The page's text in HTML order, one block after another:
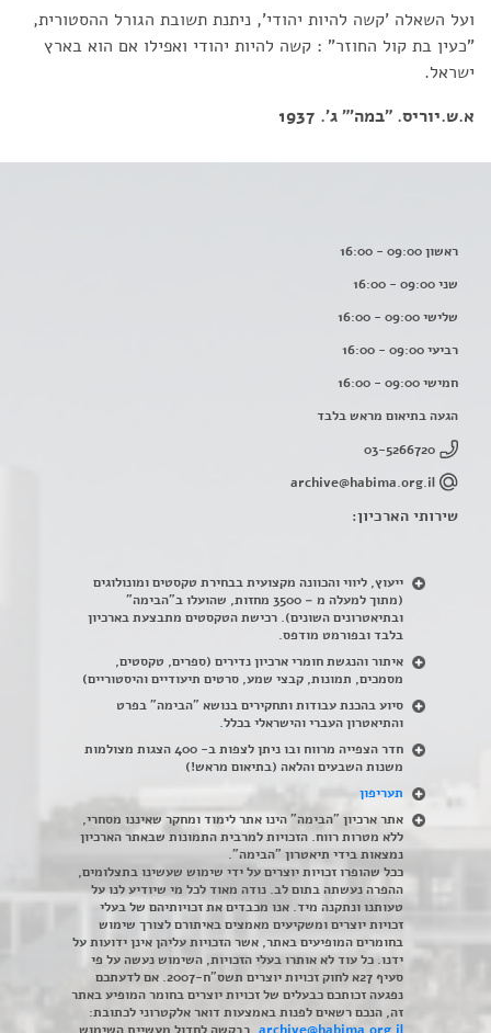
ועל השאלה 'קשה להיות יהודי', ניתנת תשובת הגורל ההסטורית,
"כעין בת קול החוזר" : קשה להיות יהודי ואפילו אם הוא בארץ
ישראל.
א.ש.יוריס. "במה'" ג'. 1937
ראשון 09:00 - 16:00
שני 09:00 - 16:00
שלישי 09:00 - 16:00
רביעי 09:00 - 16:00
חמישי 09:00 - 16:00
הגעה בתיאום מראש בלבד
03-5266720
archive@habima.org.il
שירותי הארכיון:
ייעוץ, ליווי והכוונה מקצועית בבחירת טקסטים ומונולוגים
(מתוך למעלה מ – 3500 מחזות, שהועלו ב"הבימה"
ובתיאטרונים השונים). רכישת הטקסטים מתבצעת בארכיון
בלבד ובפורמט מודפס.
איתור והנגשת חומרי ארכיון נדירים (ספרים, טקסטים,
מסמכים, תמונות, קבצי שמע, סרטים תיעודיים והיסטוריים)
סיוע בהכנת עבודות ותחקירים בנושא "הבימה" בפרט
והתיאטרון העברי והישראלי בכלל.
חדר הצפייה מרווח ובו ניתן לצפות ב- 400 הצגות מצולמות
משנות השבעים והלאה (בתיאום מראש!)
תעריפון
אתר ארכיון "הבימה" הינו אתר לימוד ומחקר שאיננו מסחרי,
ללא מטרות רווח. הזכויות למרבית התמונות שבאתר הארכיון
נמצאות בידי תיאטרון "הבימה".
ככל שהופרו זכויות יוצרים על ידי שימוש שעשינו בתצלומים,
ההפרה נעשתה בתום לב. נודה מאוד לכל מי שיודיע לנו על
טעותנו ונתקנה מיד. אנו מכבדים את זכויותיהם של בעלי
זכויות יוצרים ומשקיעים מאמצים באיתורם לצורך שימוש
בחומרים המופיעים באתר, אשר הזכויות עליהן אינן ידועות על
ידנו. כל עוד לא אותרו בעלי הזכויות, השימוש נעשה על פי
סעיף 27א לחוק זכויות יוצרים תשס"ח-2007. אם לדעתכם
נפגעה זכותכם כבעלים של זכויות יוצרים בחומר המופיע באתר
זה, הנכם רשאים לפנות באמצעות דואר אלקטרוני לכתובת: